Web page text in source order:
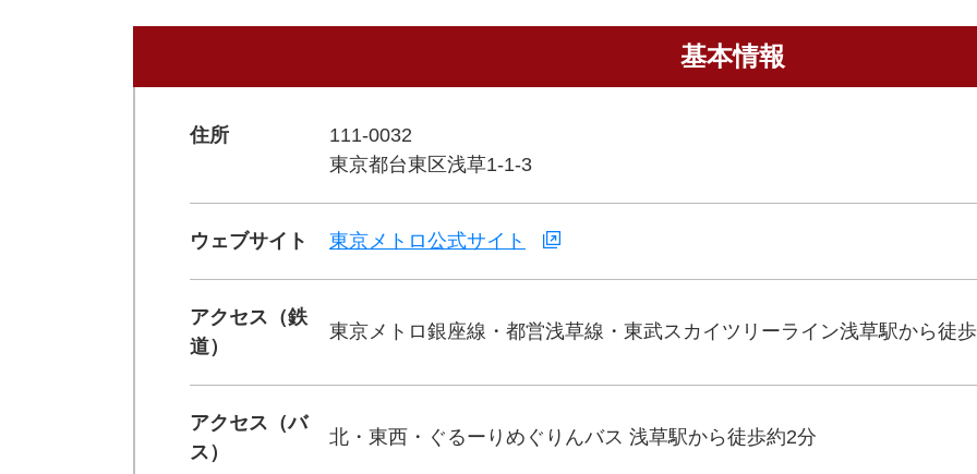
基本情報
住所
111-0032
東京都台東区浅草1-1-3
ウェブサイト 東京メトロ公式サイト
アクセス（鉄
道）
東京メトロ銀座線・都営浅草線・東武スカイツリーライン浅草駅から徒
アクセス（バ
ス）
北・東西・ぐるーりめぐりんバス 浅草駅から徒歩約2分